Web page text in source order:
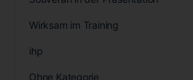
Wirksam im Training
ihp
Ohne Kategorie